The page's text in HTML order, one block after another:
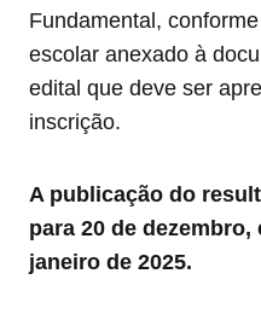
Fundamental,
escolar anexado à
edital que deve ser
inscrição.
A publicação do
para 20 de
janeiro de 2025.